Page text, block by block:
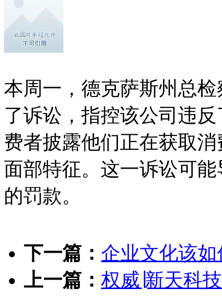
本周一，德克萨斯州总检
了诉讼，指控该公司违
费者披露他们正在获取
面部特征。这一诉讼可
的罚款。
下一篇： 企业文化该
上一篇： 权威∣新天科